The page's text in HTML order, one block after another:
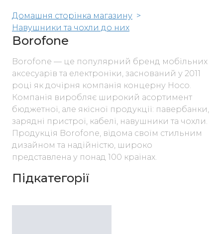
Домашня сторінка магазину
Навушники та чохли до них
Borofone
Borofone — це популярний бренд мобільних
аксесуарів та електроніки, заснований у 2011
році як дочірня компанія концерну Hoco.
Компанія виробляє широкий асортимент
бюджетної, але якісної продукції: павербанки,
зарядні пристрої, кабелі, навушники та чохли.
Продукція Borofone, відома своїм стильним
дизайном та надійністю, широко
представлена у понад 100 країнах.
Підкатегорії